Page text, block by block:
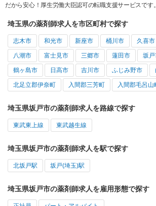
だから安心！厚生労働大臣認可の転職支援サービスです。
埼玉県の薬剤師求人を市区町村で探す
志木市 和光市 新座市 桶川市 久喜市
八潮市 富士見市 三郷市 蓮田市 坂
鶴ヶ島市 日高市 吉川市 ふじみ野市
北足立郡伊奈町 入間郡三芳町 入間郡毛呂山
埼玉県坂戸市の薬剤師求人を路線で探す
東武東上線 東武越生線
埼玉県坂戸市の薬剤師求人を駅で探す
北坂戸駅 坂戸(埼玉)駅
埼玉県坂戸市の薬剤師求人を雇用形態で探す